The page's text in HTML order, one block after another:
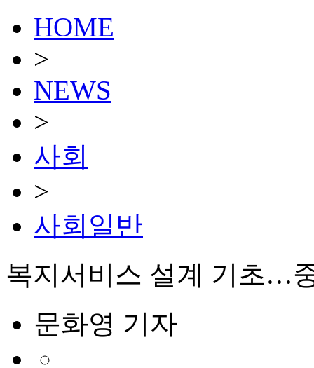
HOME
>
NEWS
>
사회
>
사회일반
복지서비스 설계 기초…
문화영 기자